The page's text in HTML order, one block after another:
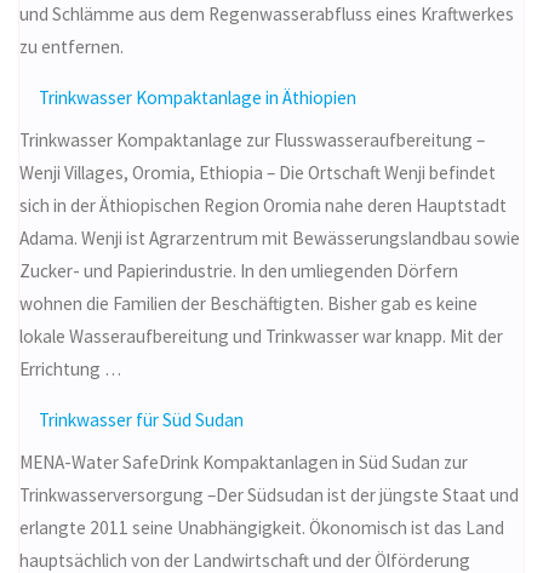
und Schlämme aus dem Regenwasserabfluss eines Kraftwerkes
zu entfernen.
Trinkwasser Kompaktanlage in Äthiopien
Trinkwasser Kompaktanlage zur Flusswasseraufbereitung –
Wenji Villages, Oromia, Ethiopia – Die Ortschaft Wenji befindet
sich in der Äthiopischen Region Oromia nahe deren Hauptstadt
Adama. Wenji ist Agrarzentrum mit Bewässerungslandbau sowie
Zucker- und Papierindustrie. In den umliegenden Dörfern
wohnen die Familien der Beschäftigten. Bisher gab es keine
lokale Wasseraufbereitung und Trinkwasser war knapp. Mit der
Errichtung …
Trinkwasser für Süd Sudan
MENA-Water SafeDrink Kompaktanlagen in Süd Sudan zur
Trinkwasserversorgung –Der Südsudan ist der jüngste Staat und
erlangte 2011 seine Unabhängigkeit. Ökonomisch ist das Land
hauptsächlich von der Landwirtschaft und der Ölförderung